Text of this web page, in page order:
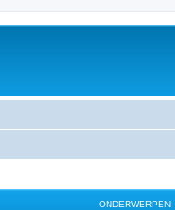
ONDERWERPEN